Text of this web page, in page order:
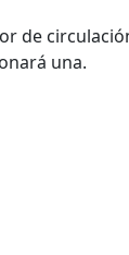
de
una.